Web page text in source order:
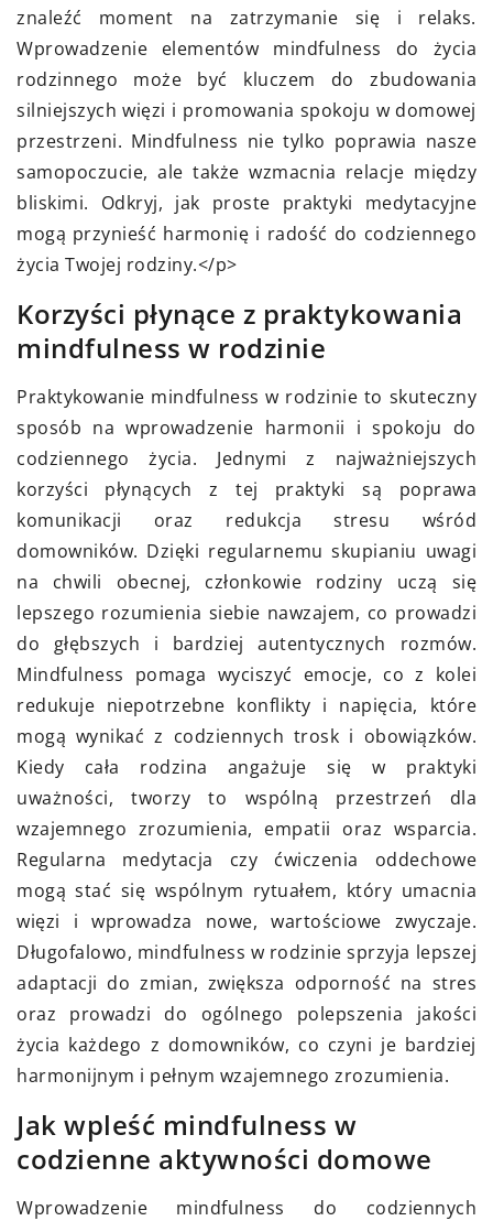
znaleźć moment na zatrzymanie się i relaks.
Wprowadzenie elementów mindfulness do życia
rodzinnego może być kluczem do zbudowania
silniejszych więzi i promowania spokoju w domowej
przestrzeni. Mindfulness nie tylko poprawia nasze
samopoczucie, ale także wzmacnia relacje między
bliskimi. Odkryj, jak proste praktyki medytacyjne
mogą przynieść harmonię i radość do codziennego
życia Twojej rodziny.</p>
Korzyści płynące z praktykowania
mindfulness w rodzinie
Praktykowanie mindfulness w rodzinie to skuteczny
sposób na wprowadzenie harmonii i spokoju do
codziennego życia. Jednymi z najważniejszych
korzyści płynących z tej praktyki są poprawa
komunikacji oraz redukcja stresu wśród
domowników. Dzięki regularnemu skupianiu uwagi
na chwili obecnej, członkowie rodziny uczą się
lepszego rozumienia siebie nawzajem, co prowadzi
do głębszych i bardziej autentycznych rozmów.
Mindfulness pomaga wyciszyć emocje, co z kolei
redukuje niepotrzebne konflikty i napięcia, które
mogą wynikać z codziennych trosk i obowiązków.
Kiedy cała rodzina angażuje się w praktyki
uważności, tworzy to wspólną przestrzeń dla
wzajemnego zrozumienia, empatii oraz wsparcia.
Regularna medytacja czy ćwiczenia oddechowe
mogą stać się wspólnym rytuałem, który umacnia
więzi i wprowadza nowe, wartościowe zwyczaje.
Długofalowo, mindfulness w rodzinie sprzyja lepszej
adaptacji do zmian, zwiększa odporność na stres
oraz prowadzi do ogólnego polepszenia jakości
życia każdego z domowników, co czyni je bardziej
harmonijnym i pełnym wzajemnego zrozumienia.
Jak wpleść mindfulness w
codzienne aktywności domowe
Wprowadzenie mindfulness do codziennych